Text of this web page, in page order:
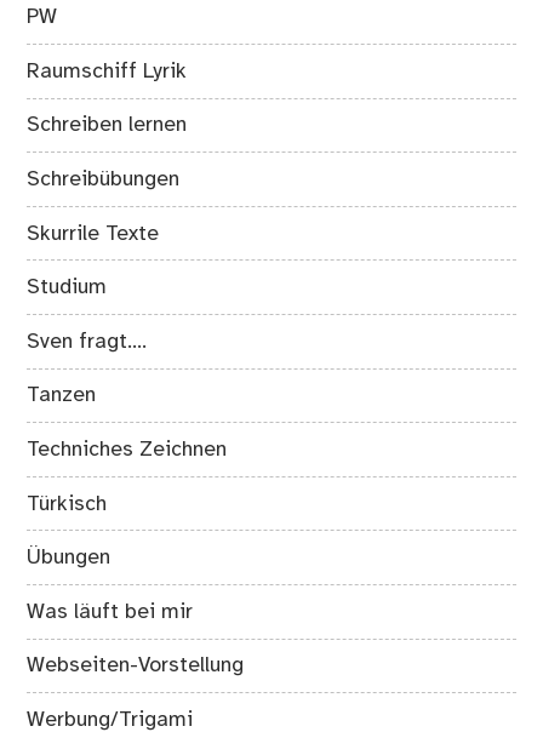
PW
Raumschiff Lyrik
Schreiben lernen
Schreibübungen
Skurrile Texte
Studium
Sven fragt….
Tanzen
Techniches Zeichnen
Türkisch
Übungen
Was läuft bei mir
Webseiten-Vorstellung
Werbung/Trigami